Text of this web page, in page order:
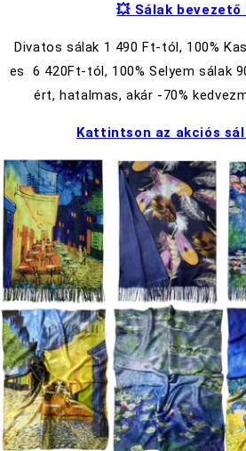
💥 Sálak bevezető
Divatos sálak 1 490 Ft-tól, 100%
es
6 420Ft-tól, 100% Selyem sálak
ért, hatalmas, akár -70%
Kattintson az akciós